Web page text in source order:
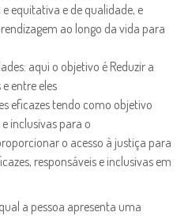
equitativa e de qualidade, e
ao longo da vida para
aqui o objetivo é Reduzir a
entre eles
eficazes tendo como objetivo
inclusivas para o
o acesso à justiça para
responsáveis e inclusivas em
a pessoa apresenta uma